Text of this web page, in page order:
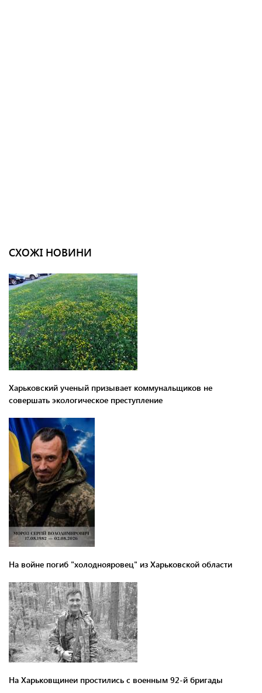
СХОЖІ НОВИНИ
Харьковский ученый призывает коммунальщиков не
совершать экологическое преступление
На войне погиб "холоднояровец" из Харьковской области
На Харьковщинеи простились с военным 92-й бригады